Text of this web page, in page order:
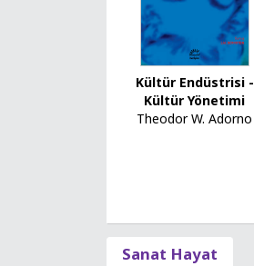
Kültür Endüstrisi -
Kültür Yönetimi
Theodor W. Adorno
Sanat Hayat